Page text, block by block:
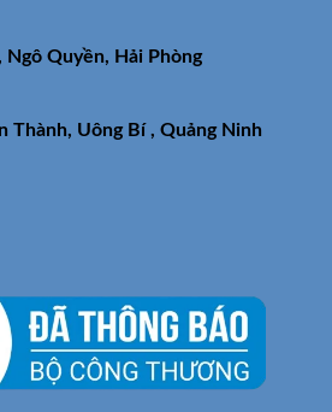
Ngô Quyền, Hải Phòng
Thành, Uông Bí , Quảng Ninh